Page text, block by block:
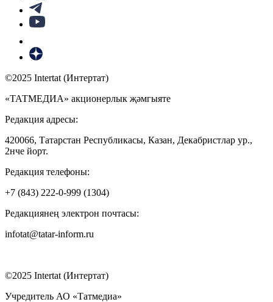
©2025 Intertat (Интертат)
«ТАТМЕДИА» акционерлык җәмгыяте
Редакция адресы:
420066, Татарстан Республикасы, Казан, Декабристлар ур.,
2нче йорт.
Редакция телефоны:
+7 (843) 222-0-999 (1304)
Редакциянең электрон почтасы:
infotat@tatar-inform.ru
©2025 Intertat (Интертат)
Учредитель АО «Татмедиа»